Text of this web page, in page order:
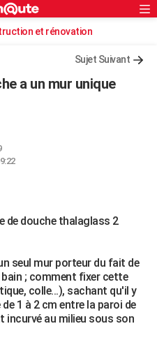
Rechercher
et rénovation
Sujet Suivant
a un mur unique
de douche thalaglass 2
seul mur porteur du fait de
; comment fixer cette
colle...), sachant qu'il y
1 à 2 cm entre la paroi de
incurvé au milieu sous son